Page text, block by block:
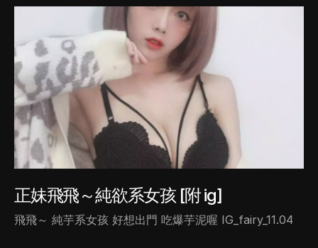
正妹飛飛～純欲系女孩 [附 ig]
飛飛～ 純芋系女孩 好想出門 吃爆芋泥喔 IG_fairy_11.04